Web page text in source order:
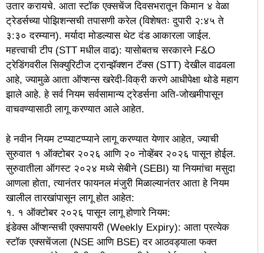
उतार करायचे. आता स्टॉक एक्सचेंज दिवसभरातून किमान ४ वेळा
ट्रेडर्सच्या पोझिशन्सची तपासणी करेल (विशेषतः दुपारी २:४५ ते
३:३० दरम्यान). मर्यादा मोडल्यास थेट दंड आकारला जाईल.
महत्त्वाची टीप (STT मधील वाढ): यासोबतच सरकारने F&O
ट्रेडिंगवरील सिक्युरिटीज ट्रान्झॅक्शन टॅक्स (STT) देखील वाढवला
आहे, ज्यामुळे आता ऑप्शन्स खरेदी-विक्री करणे आधीपेक्षा थोडे महाग
झाले आहे. हे सर्व नियम सर्वसामान्य ट्रेडर्सना अति-जोखमीपासून
वाचवण्यासाठी लागू करण्यात आले आहेत.
हे नवीन नियम टप्प्याटप्प्याने लागू करण्यात येणार आहेत, ज्याची
सुरुवात १ ऑक्टोबर २०२६ आणि २० नोव्हेंबर २०२६ पासून होईल.
सुरुवातीला ऑगस्ट २०२४ मध्ये सेबीने (SEBI) या नियमांचा मसुदा
आणला होता, त्यानंतर फायनल मंजुरी मिळाल्यानंतर आता हे नियम
खालील तारखांपासून लागू होत आहेत:
१. १ ऑक्टोबर २०२६ पासून लागू होणारे नियम:
इंडेक्स ऑप्शन्सची एक्सपायरी (Weekly Expiry): आता प्रत्येक
स्टॉक एक्सचेंजला (NSE आणि BSE) दर आठवड्याला फक्त